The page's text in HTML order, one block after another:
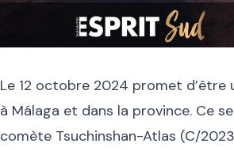
Le 12 octobre 2024 promet
à Málaga et dans la province. Ce
comète Tsuchinshan-Atlas (C/